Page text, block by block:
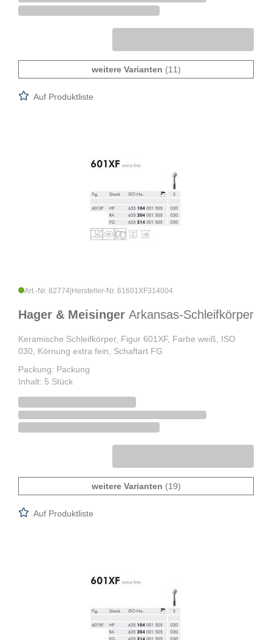
weitere Varianten (11)
Auf Produktliste
Art.-Nr. 82774 Hersteller-Nr. 61601XF314004
Hager & Meisinger Arkansas-Schleifkörper
Keramische Schleifkörper, Figur 601XF, Farbe weiß, ISO
030, Körnung extra fein, Schaftart FG
Packung: Packung
Inhalt: 5 Stück
weitere Varianten (19)
Auf Produktliste